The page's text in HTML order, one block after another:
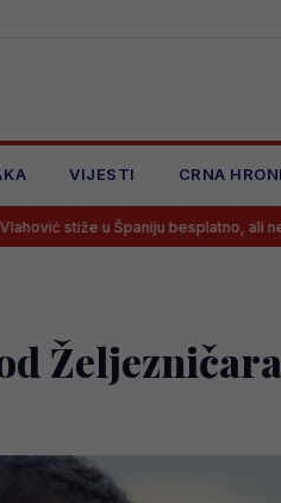
VIJESTI CRNA
besplatno, ali ne u Barcelonu
Željezničara